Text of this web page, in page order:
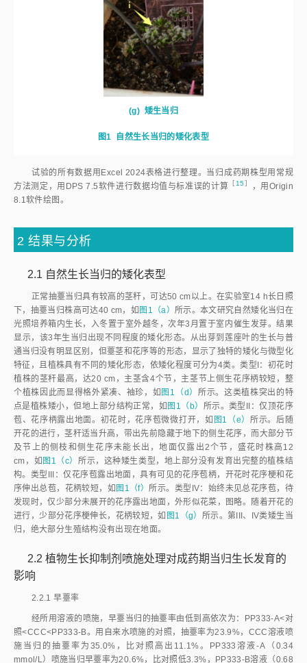
(g) 矮生当归
图1 自然生长当归的矮化表型
试验的所有数据用Excel 2024表格进行整理。当归成药期株型用常规
方法测定，用DPS 7.5软件进行数据均值与标准误的计算［15］，用Origin
8.1软件绘图。
2 结果与分析
自然生长当归的矮化表型
正常抽薹当归具有较高的茎秆，可达50 cm以上。在实验室14 h长日照
光照培养箱内生长，入冬置于室外越冬，次年3月置于室内催生发芽。结果
显示，该3年生当归出现不同程度的矮化形态。从出芽到莲座叶的生长与普
通当归没有明显区别，但薹茎和花序等的形态，显示了独特的矮化与微型化
特征，且植株具有不同的矮化形态，依矮化程度可分为4类。类型I：初花时
植株的茎秆最高，达20 cm，主茎含4个节，主茎节上侧生花序柄较短，整